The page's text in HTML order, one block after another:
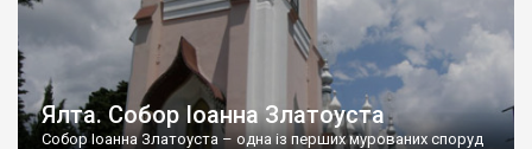
Ялта. Собор Іоанна Златоуста
Собор Іоанна Златоуста – одна із перших мурованих споруд